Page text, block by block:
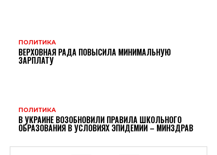
ПОЛИТИКА
ВЕРХОВНАЯ РАДА ПОВЫСИЛА МИНИМАЛЬНУЮ
ЗАРПЛАТУ
ПОЛИТИКА
В УКРАИНЕ ВОЗОБНОВИЛИ ПРАВИЛА ШКОЛЬНОГО
ОБРАЗОВАНИЯ В УСЛОВИЯХ ЭПИДЕМИИ – МИНЗДРАВ